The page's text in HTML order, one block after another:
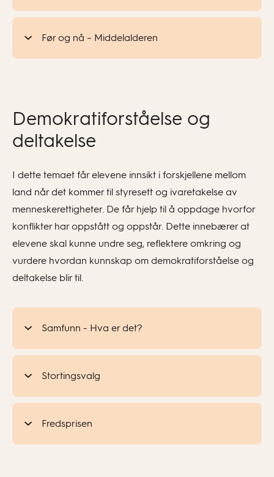
Før og nå – Middelalderen
Demokratiforståelse og
deltakelse
I dette temaet får elevene innsikt i forskjellene mellom
land når det kommer til styresett og ivaretakelse av
menneskerettigheter. De får hjelp til å oppdage hvorfor
konflikter har oppstått og oppstår. Dette innebærer at
elevene skal kunne undre seg, reflektere omkring og
vurdere hvordan kunnskap om demokratiforståelse og
deltakelse blir til.
Samfunn - Hva er det?
Stortingsvalg
Fredsprisen